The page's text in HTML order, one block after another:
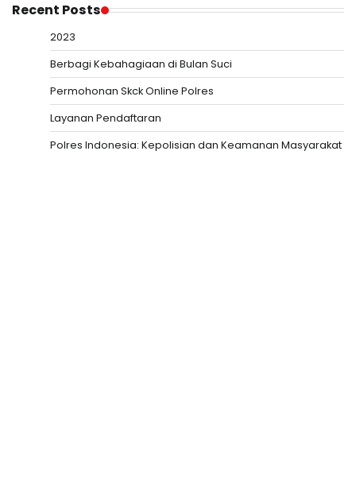
Recent Posts
2023
Berbagi Kebahagiaan di Bulan Suci
Permohonan Skck Online Polres
Layanan Pendaftaran
Polres Indonesia: Kepolisian dan Keamanan Masyarakat